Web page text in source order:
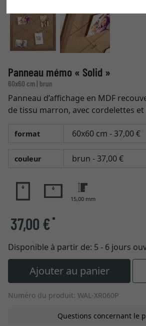
Panneau mémo « Solid »
60x60 cm | brun
Panneau d’affichage en MDF
de tissu marron, avec cordelettes et
format
couleur
15,00 mm
37,00 €*
Disponible à partir de: 5 - 6 jours
Ajouter au panier
Numéro du produit: WAL-XR060P
Questions concernant le